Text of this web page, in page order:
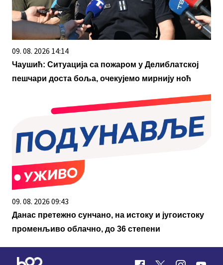
09. 08. 2026 14:14
Чаушић: Ситуација са пожаром у Делиблатској
пешчари доста боља, очекујемо мирнију ноћ
09. 08. 2026 09:43
Данас претежно сунчано, на истоку и југоистоку
променљиво облачно, до 36 степени